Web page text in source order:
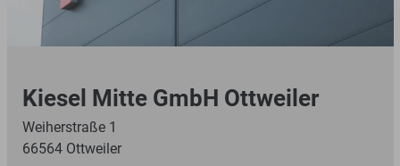
Kiesel Mitte GmbH Ottweiler
Weiherstraße 1
66564 Ottweiler